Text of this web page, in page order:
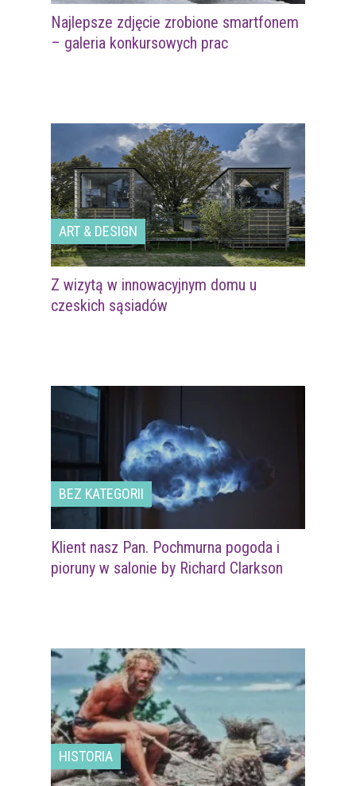
Najlepsze zdjęcie zrobione smartfonem
– galeria konkursowych prac
ART & DESIGN
Z wizytą w innowacyjnym domu u
czeskich sąsiadów
BEZ KATEGORII
Klient nasz Pan. Pochmurna pogoda i
pioruny w salonie by Richard Clarkson
HISTORIA